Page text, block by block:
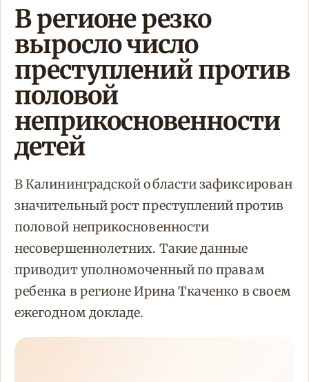
В регионе резко
выросло число
преступлений против
половой
неприкосновенности
детей
В Калининградской области зафиксирован
значительный рост преступлений против
половой неприкосновенности
несовершеннолетних. Такие данные
приводит уполномоченный по правам
ребенка в регионе Ирина Ткаченко в своем
ежегодном докладе.